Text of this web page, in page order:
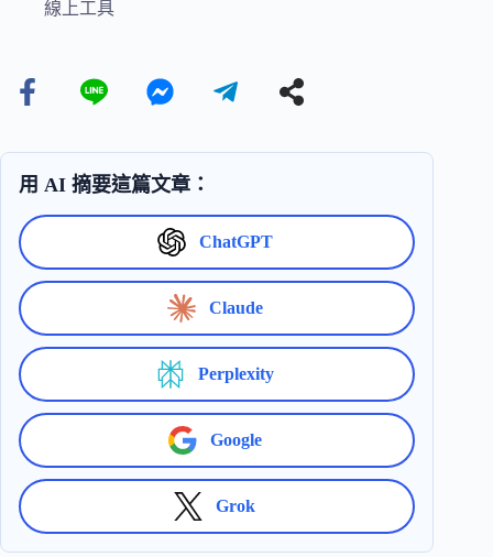
線上工具
用 AI 摘要這篇文章：
ChatGPT
Claude
Perplexity
Google
Grok